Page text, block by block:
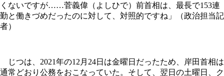
くないですが……菅義偉（よしひで）前首相は、最長で153連
勤と働きづめだったのに対して、対照的ですね」（政治担当記
者）
じつは、2021年の12月24日は金曜日だったため、岸田首相は
通常どおり公務をおこなっていた。そして、翌日の土曜日、ク